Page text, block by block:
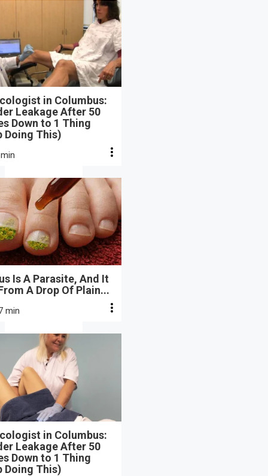
in Columbus:
Leakage After 50
Down to 1 Thing
Doing This)
Is A Parasite, And It
A Drop Of Plain...
min
in Columbus:
Leakage After 50
Down to 1 Thing
Doing This)